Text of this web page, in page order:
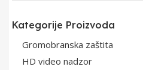
Kategorije Proizvoda
Gromobranska zaštita
HD video nadzor